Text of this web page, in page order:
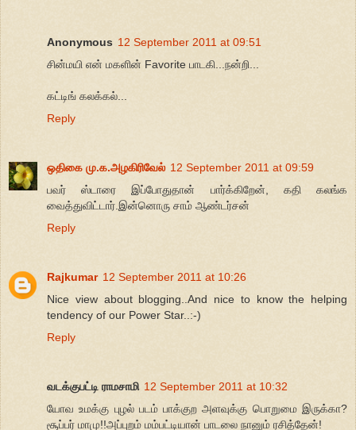
Anonymous 12 September 2011 at 09:51
சின்மயி என் மகளின் Favorite பாடகி...நன்றி...
கட்டிங் கலக்கல்...
Reply
ஒதிகை மு.க.அழகிரிவேல் 12 September 2011 at 09:59
பவர் ஸ்டாரை இப்போதுதான் பார்க்கிறேன், கதி கலங்க
வைத்துவிட்டார்.இன்னொரு சாம் ஆண்டர்சன்
Reply
Rajkumar 12 September 2011 at 10:26
Nice view about blogging..And nice to know the helping
tendency of our Power Star..:-)
Reply
வடக்குபட்டி ராமசாமி 12 September 2011 at 10:32
யோவ உமக்கு புழல் படம் பாக்குற அளவுக்கு பொறுமை இருக்கா?
சூப்பர் மாமு!!அப்புறம் மம்பட்டியான் பாடலை நானும் ரசித்தேன்!